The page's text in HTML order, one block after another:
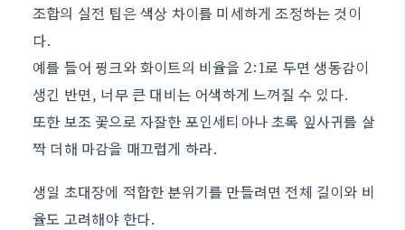
조합의 실전 팁은 색상 차이를 미세하게 조정하는 것이
다.
예를 들어 핑크와 화이트의 비율을 2:1로 두면 생동감이
생긴 반면, 너무 큰 대비는 어색하게 느껴질 수 있다.
또한 보조 꽃으로 자잘한 포인세티아나 초록 잎사귀를 살
짝 더해 마감을 매끄럽게 하라.
생일 초대장에 적합한 분위기를 만들려면 전체 길이와 비
율도 고려해야 한다.